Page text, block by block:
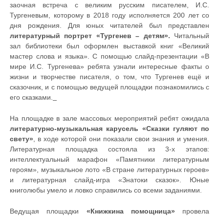
заочная встреча с великим русским писателем, И.С.
Тургеневым, которому в 2018 году исполняется 200 лет со
дня рождения. Для юных читателей был представлен
литературный портрет «Тургенев – детям». Читальный
зал библиотеки был оформлен выставкой книг «Великий
мастер слова и языка». С помощью слайд-презентации «В
мире И.С. Тургенева» ребята узнали интересные факты о
жизни и творчестве писателя, о том, что Тургенев ещё и
сказочник, и с помощью ведущей площадки познакомились с
его сказками.
На площадке в зале массовых мероприятий ребят ожидала
литературно-музыкальная карусель «Сказки гуляют по
свету» , в ходе которой они показали свои знания и умения.
Литературная площадка состояла из 3-х этапов:
интеллектуальный марафон «Памятники литературным
героям», музыкальное лото «В стране литературных героев»
и литературная слайд-игра «Знатоки сказок». Юные
книголюбы умело и ловко справились со всеми заданиями.
Ведущая площадки «Книжкина помощница» провела